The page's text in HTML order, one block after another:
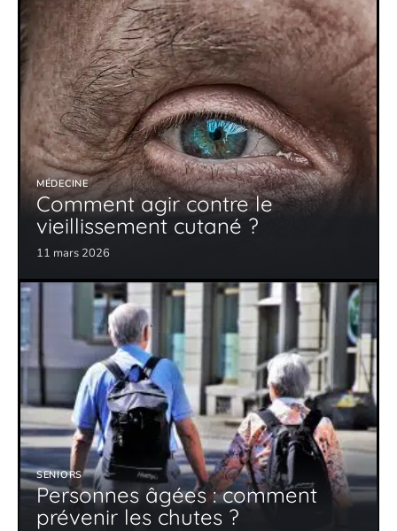
MÉDECINE
Comment agir contre le
vieillissement cutané ?
11 mars 2026
SENIORS
Personnes âgées : comment
prévenir les chutes ?